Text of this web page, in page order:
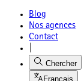
Blog
Nos agences
Contact
Chercher
Français